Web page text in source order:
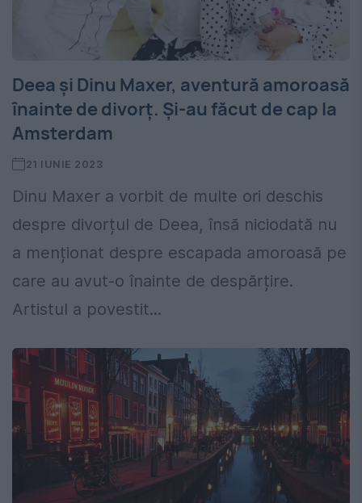
Deea și Dinu Maxer, aventură amoroasă
înainte de divorț. Și-au făcut de cap la
Amsterdam
21 IUNIE 2023
Dinu Maxer a vorbit de multe ori deschis
despre divorțul de Deea, însă niciodată nu
a menționat despre escapada amoroasă pe
care au avut-o înainte de despărțire.
Artistul a povestit...